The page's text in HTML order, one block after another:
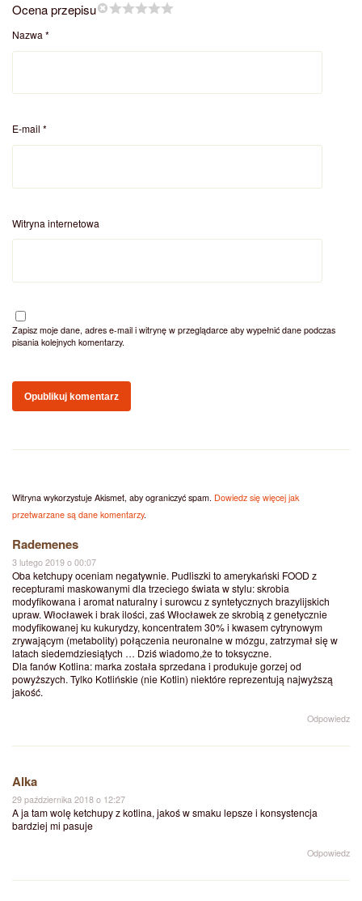
Ocena przepisu
Nazwa *
E-mail *
Witryna internetowa
Zapisz moje dane, adres e-mail i witrynę w przeglądarce aby wypełnić dane podczas
pisania kolejnych komentarzy.
Witryna wykorzystuje Akismet, aby ograniczyć spam. Dowiedz się więcej jak
przetwarzane są dane komentarzy.
Rademenes
3 lutego 2019 o 00:07
Oba ketchupy oceniam negatywnie. Pudliszki to amerykański FOOD z
recepturami maskowanymi dla trzeciego świata w stylu: skrobia
modyfikowana i aromat naturalny i surowcu z syntetycznych brazylijskich
upraw. Włocławek i brak ilości, zaś Włocławek ze skrobią z genetycznie
modyfikowanej ku kukurydzy, koncentratem 30% i kwasem cytrynowym
zrywającym (metabolity) połączenia neuronalne w mózgu, zatrzymał się w
latach siedemdziesiątych … Dziś wiadomo,że to toksyczne.
Dla fanów Kotlina: marka została sprzedana i produkuje gorzej od
powyższych. Tylko Kotlińskie (nie Kotlin) niektóre reprezentują najwyższą
jakość.
Odpowiedz
Alka
29 października 2018 o 12:27
A ja tam wolę ketchupy z kotlina, jakoś w smaku lepsze i konsystencja
bardziej mi pasuje
Odpowiedz